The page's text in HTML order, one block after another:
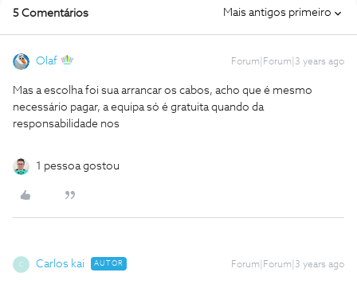
5 Comentários Mais antigos primeiro
Olaf Forum|Forum|3 years ago
Mas a escolha foi sua arrancar os cabos, acho que é mesmo
necessário pagar, a equipa só é gratuita quando da
responsabilidade nos
1 pessoa gostou
C Carlos kai AUTOR Forum|Forum|3 years ago